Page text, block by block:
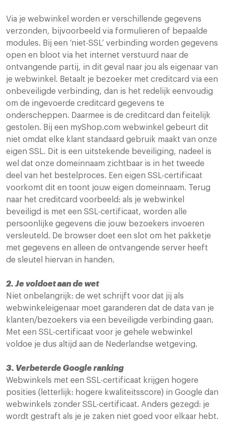
Via je webwinkel worden er verschillende gegevens
verzonden, bijvoorbeeld via formulieren of bepaalde
modules. Bij een ‘niet-SSL’ verbinding worden gegevens
open en bloot via het internet verstuurd naar de
ontvangende partij, in dit geval naar jou als eigenaar van
je webwinkel. Betaalt je bezoeker met creditcard via een
onbeveiligde verbinding, dan is het redelijk eenvoudig
om de ingevoerde creditcard gegevens te
onderscheppen. Daarmee is de creditcard dan feitelijk
gestolen. Bij een myShop.com webwinkel gebeurt dit
niet omdat elke klant standaard gebruik maakt van onze
eigen SSL. Dit is een uitstekende beveiliging, nadeel is
wel dat onze domeinnaam zichtbaar is in het tweede
deel van het bestelproces. Een eigen SSL-certificaat
voorkomt dit en toont jouw eigen domeinnaam. Terug
naar het creditcard voorbeeld: als je webwinkel
beveiligd is met een SSL-certificaat, worden alle
persoonlijke gegevens die jouw bezoekers invoeren
versleuteld. De browser doet een slot om het pakketje
met gegevens en alleen de ontvangende server heeft
de sleutel hiervan in handen.
2. Je voldoet aan de wet
Niet onbelangrijk: de wet schrijft voor dat jij als
webwinkeleigenaar moet garanderen dat de data van je
klanten/bezoekers via een beveiligde verbinding gaan.
Met een SSL-certificaat voor je gehele webwinkel
voldoe je dus altijd aan de Nederlandse wetgeving.
3. Verbeterde Google ranking
Webwinkels met een SSL-certificaat krijgen hogere
posities (letterlijk: hogere kwaliteitsscore) in Google dan
webwinkels zonder SSL-certificaat. Anders gezegd: je
wordt gestraft als je je zaken niet goed voor elkaar hebt.